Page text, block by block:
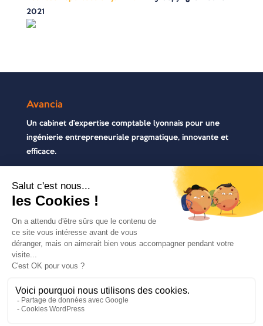
2021
Avancia
Un cabinet d’expertise comptable lyonnais pour une
ingénierie entrepreneuriale pragmatique, innovante et
efficace.
Contactez-nous
04 72 71 54 72
30, rue Pré Gaudry, 69007 Lyon
contact@avancia.fr